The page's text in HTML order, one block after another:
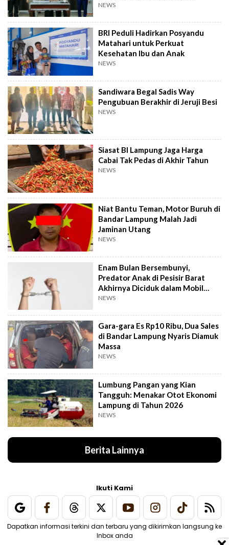
NEWS
BRI Peduli Hadirkan Posyandu
Matahari untuk Perkuat
Kesehatan Ibu dan Anak
NEWS
Sandiwara Begal Sadis Way
Pengubuan Berakhir di Jeruji Besi
NEWS
Siasat BI Lampung Jaga Harga
Cabai Tak Pedas di Akhir Tahun
NEWS
Niat Bantu Teman, Motor Buruh di
Bandar Lampung Malah Jadi
Jaminan Utang
NEWS
Enam Bulan Bersembunyi,
Predator Anak di Pesisir Barat
Akhirnya Diciduk dalam Mobil
Travel
NEWS
Gara-gara Es Rp10 Ribu, Dua Sales
di Bandar Lampung Nyaris Diamuk
Massa
NEWS
Lumbung Pangan yang Kian
Tangguh: Menakar Otot Ekonomi
Lampung di Tahun 2026
NEWS
Berita Lainnya
Ikuti Kami
Dapatkan informasi terkini dan terbaru yang dikirimkan langsung ke
Inbox anda